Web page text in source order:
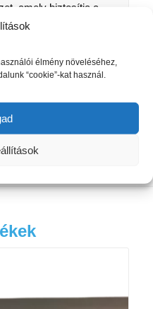
élmény növeléséhez,
“cookie”-kat használ.
amely biztosítja a
Ennek a
a technikai igényesség
mint például panel
1